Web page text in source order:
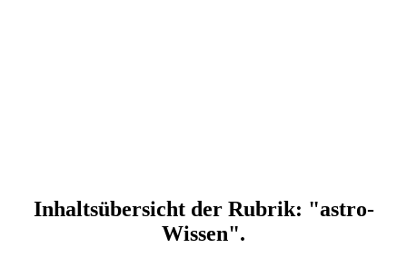
Inhaltsübersicht der Rubrik: "astro-
Wissen".